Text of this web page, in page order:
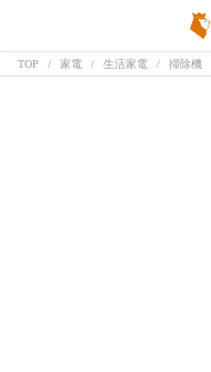
TOP 家電 生活家電 掃除機